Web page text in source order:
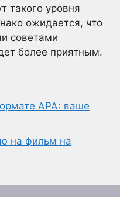
такого уровня
ожидается, что
советами
более приятным.
APA: ваше
на фильм на